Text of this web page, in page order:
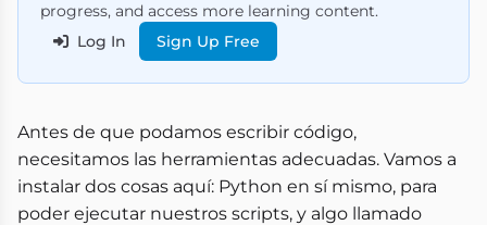
progress, and access more learning content.
Log In
Sign Up Free
Antes de que podamos escribir código,
necesitamos las herramientas adecuadas. Vamos a
instalar dos cosas aquí: Python en sí mismo, para
poder ejecutar nuestros scripts, y algo llamado